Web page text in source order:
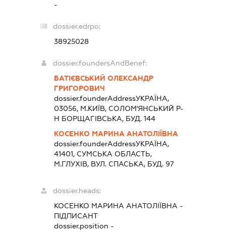
-
dossier.edrpo:
38925028
dossier.foundersAndBenef:
БАТІЄВСЬКИЙ ОЛЕКСАНДР
ГРИГОРОВИЧ
dossier.founderAddressУКРАЇНА,
03056, М.КИЇВ, СОЛОМ'ЯНСЬКИЙ Р-
Н БОРЩАГІВСЬКА, БУД. 144
КОСЕНКО МАРИНА АНАТОЛІЇВНА
dossier.founderAddressУКРАЇНА,
41401, СУМСЬКА ОБЛАСТЬ,
М.ГЛУХІВ, ВУЛ. СПАСЬКА, БУД. 97
dossier.heads:
КОСЕНКО МАРИНА АНАТОЛІЇВНА -
ПІДПИСАНТ
dossier.position -